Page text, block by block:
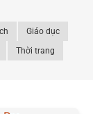
Giáo dục
Thời trang